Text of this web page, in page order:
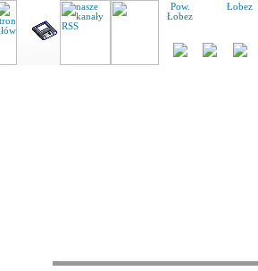
Pow.
Łobez
Łobez